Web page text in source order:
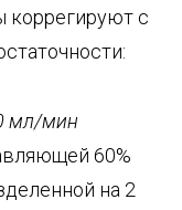
коррегируют с
мл/мин
60%
на 2